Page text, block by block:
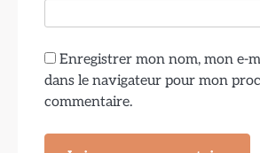
Enregistrer mon nom, mon e-
dans le navigateur pour mon
commentaire.